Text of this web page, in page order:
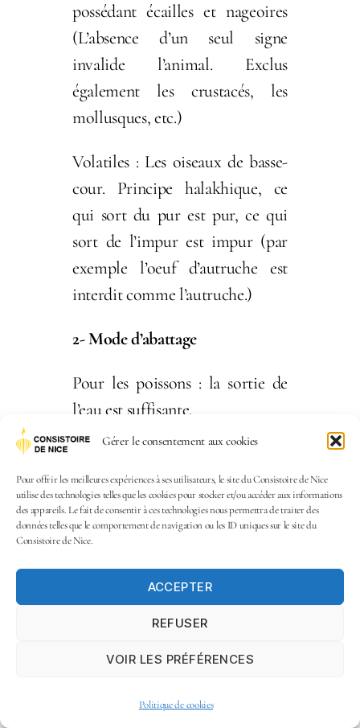
Gérer le consentement aux cookies
Pour offrir les meilleures expériences à ses utilisateurs, le site du Consistoire de Nice
utilise des technologies telles que les cookies pour stocker et/ou accéder aux informations
des appareils. Le fait de consentir à ces technologies nous permettra de traiter des
données telles que le comportement de navigation ou les ID uniques sur le site du
Consistoire de Nice.
ACCEPTER
REFUSER
VOIR LES PRÉFÉRENCES
Politique de cookies
possédant écailles et nageoires
(L’absence d’un seul signe
invalide l’animal. Exclus
également les crustacés, les
mollusques, etc.)
Volatiles : Les oiseaux de basse-
cour. Principe halakhique, ce
qui sort du pur est pur, ce qui
sort de l’impur est impur (par
exemple l’oeuf d’autruche est
interdit comme l’autruche.)
2- Mode d’abattage
Pour les poissons : la sortie de
l’eau est suffisante.
les oiseaux : il faut précéder à la
chéhita ou jugulation qui
consiste à trancher la majorité
artère avec un couteau effilé. Le
choheth ou abatteur rituel,
possède une technique parfaite